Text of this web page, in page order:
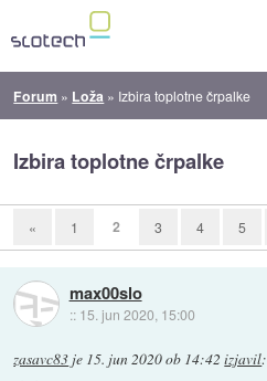
Forum » Loža » Izbira toplotne črpalke
Izbira toplotne črpalke
« 1 2 3 4 5
max00slo
:: 15. jun 2020, 15:00
zasavc83 je 15. jun 2020 ob 14:42 izjavil: